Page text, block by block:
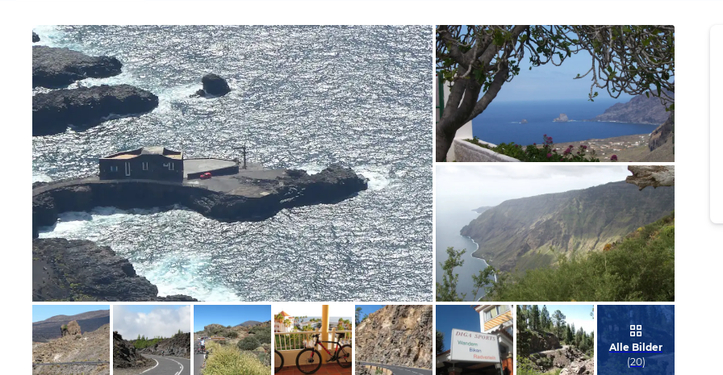
Bild melden
von Uta
von Uta
Bild melden
von Uta
Alle Bilder
(20)